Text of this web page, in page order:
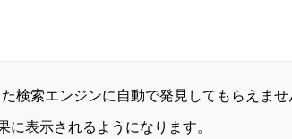
検索エンジンに自動で発見してもらえま
表示されるようになります。